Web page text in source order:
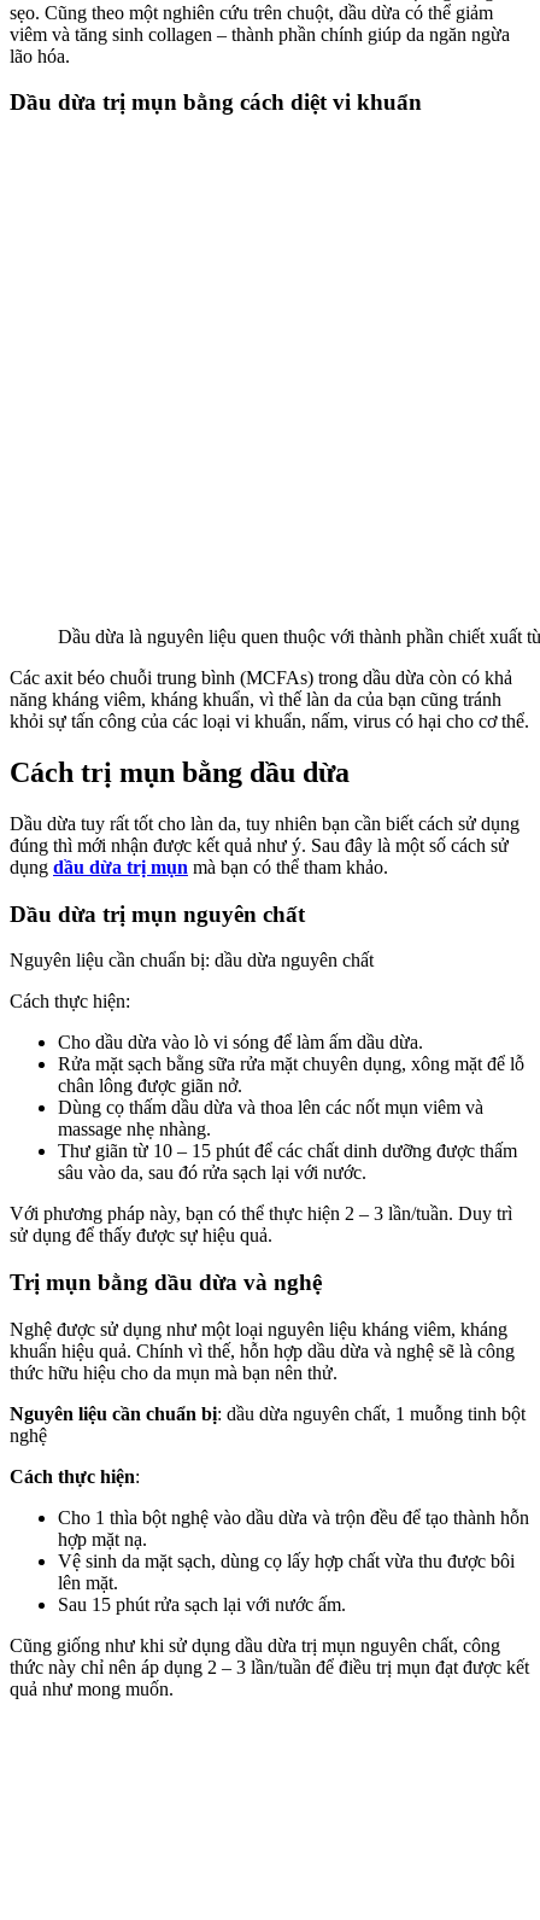
sẹo. Cũng theo một nghiên cứu trên chuột, dầu dừa có thể giảm
viêm và tăng sinh collagen – thành phần chính giúp da ngăn ngừa
lão hóa.
Dầu dừa trị mụn bằng cách diệt vi khuẩn
Dầu dừa là nguyên liệu quen thuộc với thành phần chiết xuất
Các axit béo chuỗi trung bình (MCFAs) trong dầu dừa còn có khả
năng kháng viêm, kháng khuẩn, vì thế làn da của bạn cũng tránh
khỏi sự tấn công của các loại vi khuẩn, nấm, virus có hại cho cơ thể.
Cách trị mụn bằng dầu dừa
Dầu dừa tuy rất tốt cho làn da, tuy nhiên bạn cần biết cách sử dụng
đúng thì mới nhận được kết quả như ý. Sau đây là một số cách sử
dụng dầu dừa trị mụn mà bạn có thể tham khảo.
Dầu dừa trị mụn nguyên chất
Nguyên liệu cần chuẩn bị: dầu dừa nguyên chất
Cách thực hiện:
Cho dầu dừa vào lò vi sóng để làm ấm dầu dừa.
Rửa mặt sạch bằng sữa rửa mặt chuyên dụng, xông mặt để lỗ
chân lông được giãn nở.
Dùng cọ thấm dầu dừa và thoa lên các nốt mụn viêm và
massage nhẹ nhàng.
Thư giãn từ 10 – 15 phút để các chất dinh dưỡng được thấm
sâu vào da, sau đó rửa sạch lại với nước.
Với phương pháp này, bạn có thể thực hiện 2 – 3 lần/tuần. Duy trì
sử dụng để thấy được sự hiệu quả.
Trị mụn bằng dầu dừa và nghệ
Nghệ được sử dụng như một loại nguyên liệu kháng viêm, kháng
khuẩn hiệu quả. Chính vì thế, hỗn hợp dầu dừa và nghệ sẽ là công
thức hữu hiệu cho da mụn mà bạn nên thử.
Nguyên liệu cần chuẩn bị: dầu dừa nguyên chất, 1 muỗng tinh bột
nghệ
Cách thực hiện:
Cho 1 thìa bột nghệ vào dầu dừa và trộn đều để tạo thành hỗn
hợp mặt nạ.
Vệ sinh da mặt sạch, dùng cọ lấy hợp chất vừa thu được bôi
lên mặt.
Sau 15 phút rửa sạch lại với nước ấm.
Cũng giống như khi sử dụng dầu dừa trị mụn nguyên chất, công
thức này chỉ nên áp dụng 2 – 3 lần/tuần để điều trị mụn đạt được kết
quả như mong muốn.